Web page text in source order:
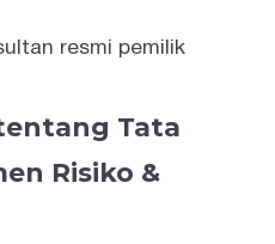
resmi pemilik
tentang Tata
Risiko &